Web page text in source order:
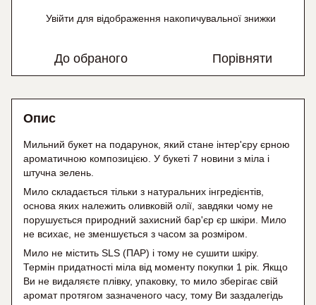
Увійти для відображення накопичувальної знижки
До обраного Порівняти
Опис
Мильний букет на подарунок, який стане інтер'єру єрною
ароматичною композицією. У букеті 7 новини з міла і
штучна зелень.
Мило складається тільки з натуральних інгредієнтів,
основа яких належить оливковій олії, завдяки чому не
порушується природний захисний бар'єр єр шкіри. Мило
не всихає, не зменшується з часом за розміром.
Мило не містить SLS (ПАР) і тому не сушити шкіру.
Термін придатності міла від моменту покупки 1 рік. Якщо
Ви не видаляєте плівку, упаковку, то мило зберігає свій
аромат протягом зазначеного часу, тому Ви заздалегідь